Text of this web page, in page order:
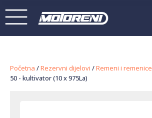
Početna /Rezervni dijelovi /Remeni i remenice
50 - kultivator (10 x 975La)